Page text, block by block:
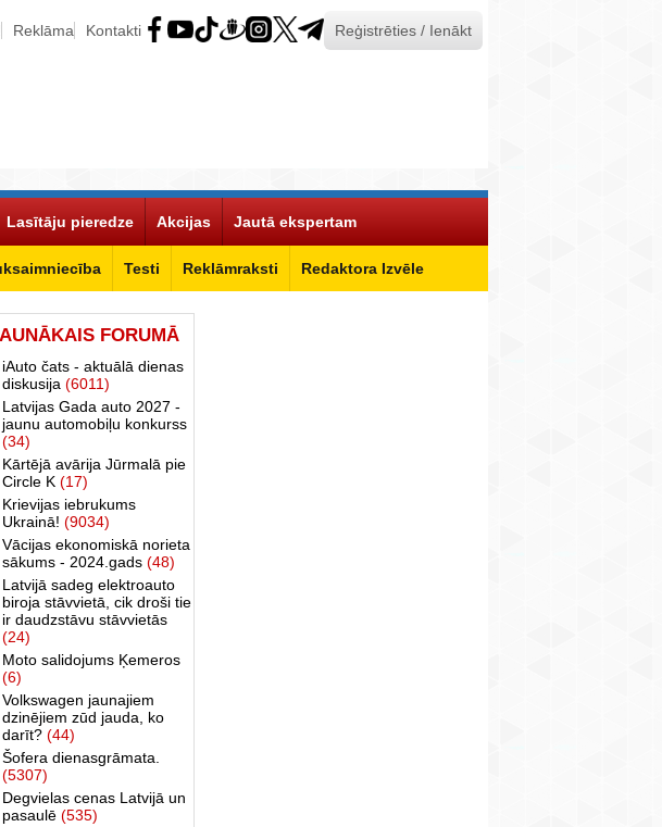
Reklāma Kontakti Reģistrēties / Ienākt
Testi Reklāmraksti Redaktora Izvēle
Lasītāju pieredze Akcijas Jautā ekspertam
FORUMĀ
iAuto čats - aktuālā dienas
diskusija (6011)
Latvijas Gada auto 2027 -
jaunu automobiļu konkurss
(34)
Kārtējā avārija Jūrmalā pie
Circle K (17)
Krievijas iebrukums
Ukrainā! (9034)
Vācijas ekonomiskā norieta
sākums - 2024.gads (48)
Latvijā sadeg elektroauto
biroja stāvvietā, cik droši tie
ir daudzstāvu stāvvietās
(24)
Moto salidojums Ķemeros
(6)
Volkswagen jaunajiem
dzinējiem zūd jauda, ko
darīt? (44)
Šofera dienasgrāmata.
(5307)
Degvielas cenas Latvijā un
pasaulē (535)